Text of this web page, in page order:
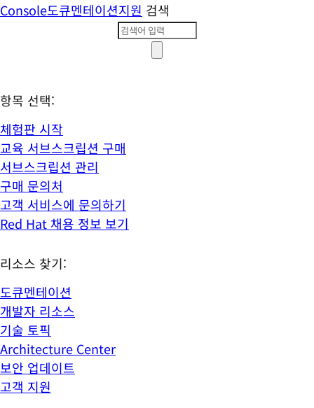
Console도큐멘테이션지원 검색
항목 선택:
체험판 시작
교육 서브스크립션 구매
서브스크립션 관리
구매 문의처
고객 서비스에 문의하기
Red Hat 채용 정보 보기
리소스 찾기:
도큐멘테이션
개발자 리소스
기술 토픽
Architecture Center
보안 업데이트
고객 지원